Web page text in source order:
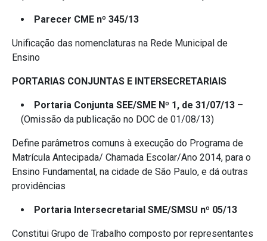
Parecer CME nº 345/13
Unificação das nomenclaturas na Rede Municipal de
Ensino
PORTARIAS CONJUNTAS E INTERSECRETARIAIS
Portaria Conjunta SEE/SME Nº 1, de 31/07/13 –
(Omissão da publicação no DOC de 01/08/13)
Define parâmetros comuns à execução do Programa de
Matrícula Antecipada/ Chamada Escolar/Ano 2014, para o
Ensino Fundamental, na cidade de São Paulo, e dá outras
providências
Portaria Intersecretarial SME/SMSU nº 05/13
Constitui Grupo de Trabalho composto por representantes